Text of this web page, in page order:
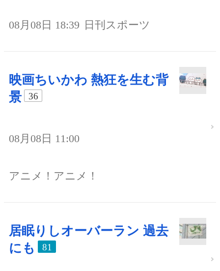
08月08日 18:39 日刊スポーツ
映画ちいかわ 熱狂を生む背
景
36
08月08日 11:00
アニメ！アニメ！
居眠りしオーバーラン 過去
にも
81